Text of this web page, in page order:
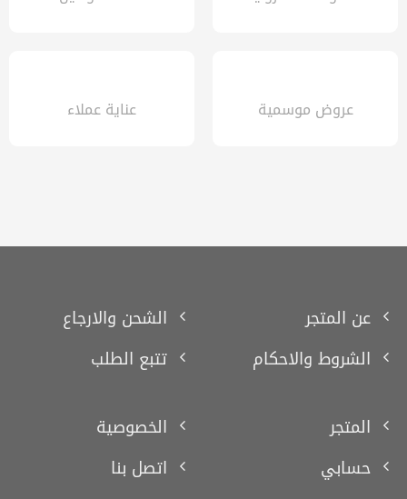
عروض موسمية عناية عملاء
عن المتجر
الشروط والاحكام
الشحن والارجاع
تتبع الطلب
المتجر
حسابي
الخصوصية
اتصل بنا